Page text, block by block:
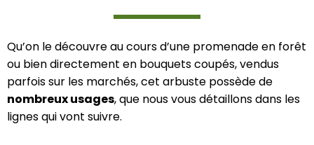
Qu’on le découvre au cours d’une promenade en forêt
ou bien directement en bouquets coupés, vendus
parfois sur les marchés, cet arbuste possède de
nombreux usages, que nous vous détaillons dans les
lignes qui vont suivre.